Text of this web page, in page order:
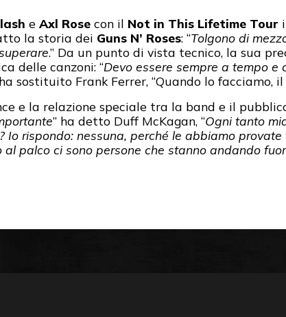
e Axl Rose con il Not in This Lifetime Tour
la storia dei Guns N’ Roses: “Tolgono di
.” Da un punto di vista tecnico, la sua
delle canzoni: “Devo essere sempre a tempo
Frank Ferrer, “Quando lo facciamo, il
e la relazione speciale tra la band e il
” ha detto Duff McKagan, “Ogni tanto
rispondo: nessuna, perché le abbiamo
palco ci sono persone che stanno andando